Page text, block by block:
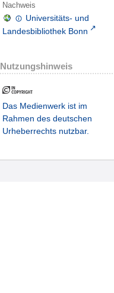
Nachweis
Universitäts- und
Landesbibliothek Bonn
Nutzungshinweis
Das Medienwerk ist im
Rahmen des deutschen
Urheberrechts nutzbar.